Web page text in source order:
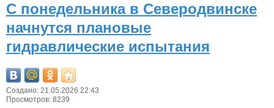
С понедельника в Северодвинске
начнутся плановые
гидравлические испытания
Создано: 21.05.2026 22:43
Просмотров: 8239